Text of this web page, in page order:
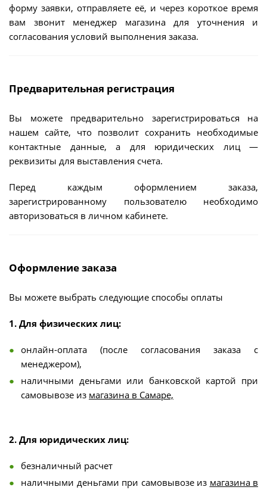
форму заявки, отправляете её, и через короткое время
вам звонит менеджер магазина для уточнения и
согласования условий выполнения заказа.
Предварительная регистрация
Вы можете предварительно зарегистрироваться на
нашем сайте, что позволит сохранить необходимые
контактные данные, а для юридических лиц —
реквизиты для выставления счета.
Перед каждым оформлением заказа,
зарегистрированному пользователю необходимо
авторизоваться в личном кабинете.
Оформление заказа
Вы можете выбрать следующие способы оплаты
1. Для физических лиц:
онлайн-оплата (после согласования заказа с
менеджером),
наличными деньгами или банковской картой при
самовывозе из магазина в Самаре,
2. Для юридических лиц:
безналичный расчет
наличными деньгами при самовывозе из магазина в